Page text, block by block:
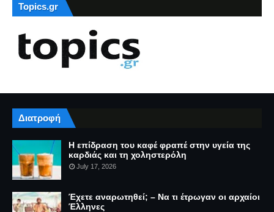
Topics.gr
Διατροφή
Η επίδραση του καφέ φραπέ στην υγεία της
καρδιάς και τη χοληστερόλη
July 17, 2026
Έχετε αναρωτηθεί; – Να τι έτρωγαν οι αρχαίοι
Έλληνες